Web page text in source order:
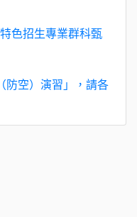
色招生專業群科甄
防空）演習」，請各